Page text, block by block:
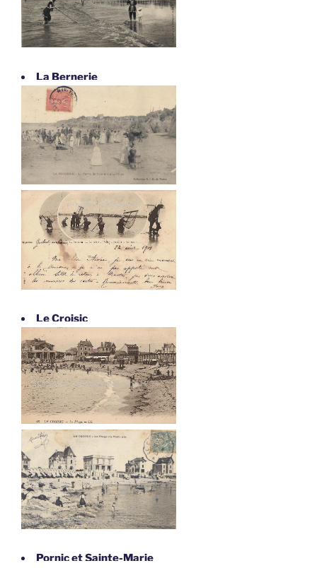
La Bernerie
Le Croisic
Pornic et Sainte-Marie